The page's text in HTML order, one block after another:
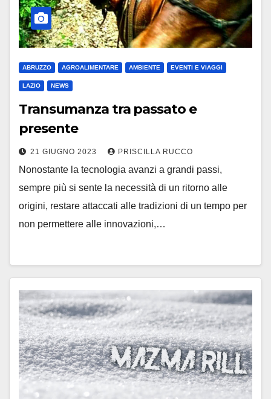
ABRUZZO AGROALIMENTARE AMBIENTE EVENTI E VIAGGI
LAZIO NEWS
Transumanza tra passato e
presente
21 GIUGNO 2023 PRISCILLA RUCCO
Nonostante la tecnologia avanzi a grandi passi,
sempre più si sente la necessità di un ritorno alle
origini, restare attaccati alle tradizioni di un tempo per
non permettere alle innovazioni,…